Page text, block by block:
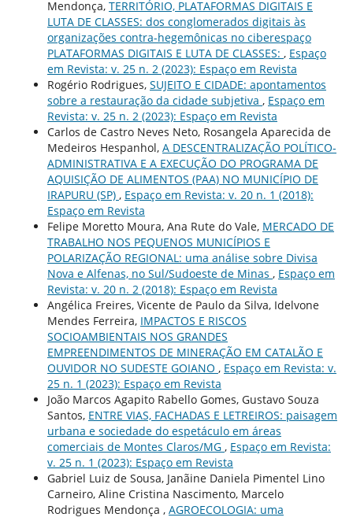
Mendonça, TERRITÓRIO, PLATAFORMAS DIGITAIS E
LUTA DE CLASSES: dos conglomerados digitais às
organizações contra-hegemônicas no ciberespaço
PLATAFORMAS DIGITAIS E LUTA DE CLASSES: , Espaço
em Revista: v. 25 n. 2 (2023): Espaço em Revista
Rogério Rodrigues, SUJEITO E CIDADE: apontamentos
sobre a restauração da cidade subjetiva , Espaço em
Revista: v. 25 n. 2 (2023): Espaço em Revista
Carlos de Castro Neves Neto, Rosangela Aparecida de
Medeiros Hespanhol, A DESCENTRALIZAÇÃO POLÍTICO-
ADMINISTRATIVA E A EXECUÇÃO DO PROGRAMA DE
AQUISIÇÃO DE ALIMENTOS (PAA) NO MUNICÍPIO DE
IRAPURU (SP) , Espaço em Revista: v. 20 n. 1 (2018):
Espaço em Revista
Felipe Moretto Moura, Ana Rute do Vale, MERCADO DE
TRABALHO NOS PEQUENOS MUNICÍPIOS E
POLARIZAÇÃO REGIONAL: uma análise sobre Divisa
Nova e Alfenas, no Sul/Sudoeste de Minas , Espaço em
Revista: v. 20 n. 2 (2018): Espaço em Revista
Angélica Freires, Vicente de Paulo da Silva, Idelvone
Mendes Ferreira, IMPACTOS E RISCOS
SOCIOAMBIENTAIS NOS GRANDES
EMPREENDIMENTOS DE MINERAÇÃO EM CATALÃO E
OUVIDOR NO SUDESTE GOIANO , Espaço em Revista: v.
25 n. 1 (2023): Espaço em Revista
João Marcos Agapito Rabello Gomes, Gustavo Souza
Santos, ENTRE VIAS, FACHADAS E LETREIROS: paisagem
urbana e sociedade do espetáculo em áreas
comerciais de Montes Claros/MG , Espaço em Revista:
v. 25 n. 1 (2023): Espaço em Revista
Gabriel Luiz de Sousa, Janãine Daniela Pimentel Lino
Carneiro, Aline Cristina Nascimento, Marcelo
Rodrigues Mendonça , AGROECOLOGIA: uma